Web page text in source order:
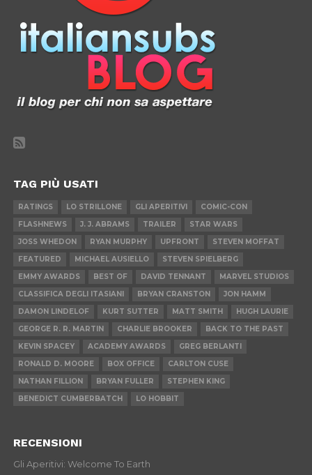
TAG PIÙ USATI
RATINGS LO STRILLONE GLI APERITIVI
COMIC-CON
FLASHNEWS
J. J. ABRAMS TRAILER
STAR WARS
JOSS WHEDON
RYAN MURPHY UPFRONT
STEVEN MOFFAT
FEATURED
MICHAEL AUSIELLO
STEVEN SPIELBERG
EMMY AWARDS
BEST OF DAVID TENNANT
MARVEL STUDIOS
CLASSIFICA DEGLI ITASIANI
BRYAN CRANSTON
JON HAMM
DAMON LINDELOF
KURT SUTTER MATT SMITH
HUGH LAURIE
GEORGE R. R. MARTIN
CHARLIE BROOKER
BACK TO THE PAST
KEVIN SPACEY
ACADEMY AWARDS
GREG BERLANTI
RONALD D. MOORE
BOX OFFICE
CARLTON CUSE
NATHAN FILLION
BRYAN FULLER
STEPHEN KING
BENEDICT CUMBERBATCH
LO HOBBIT
RECENSIONI
Gli Aperitivi: Welcome To Earth